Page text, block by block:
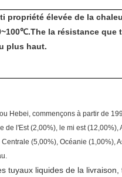
propriété élevée de la
la résistance
plus haut.
Hebei, commençons à partir de
de l'Est (2,00%), le mi est
(5,00%), Océanie
tuyaux liquides de la